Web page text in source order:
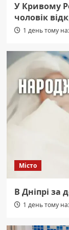
У Кривому
чоловік
1 день тому
Місто
В Дніпрі за
1 день тому